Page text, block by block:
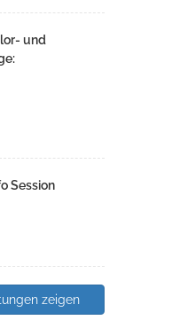
und
Session
zeigen